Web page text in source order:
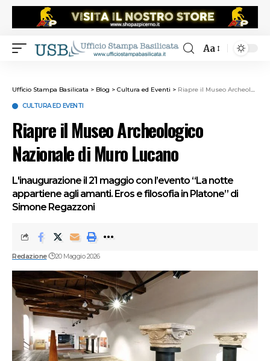
Aa
Ufficio Stampa Basilicata > Blog > Cultura ed Eventi > Riapre il Museo Archeologico Nazionale di Muro Lucano
CULTURA ED EVENTI
Riapre il Museo Archeologico
Nazionale di Muro Lucano
L'inaugurazione il 21 maggio con l’evento “La notte
appartiene agli amanti. Eros e filosofia in Platone” di
Simone Regazzoni
Redazione 20 Maggio 2026